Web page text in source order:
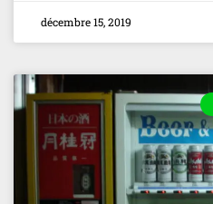
décembre 15, 2019